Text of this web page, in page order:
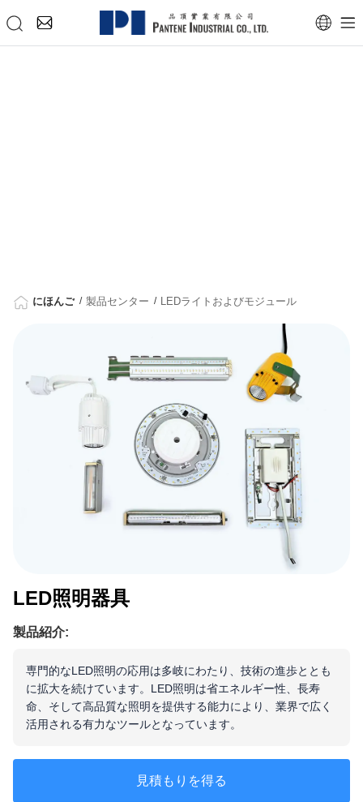
にほんご 製品センター LEDライトおよびモジュール
LED照明器具
製品紹介:
専門的なLED照明の応用は多岐にわたり、技術の進歩ととも
に拡大を続けています。LED照明は省エネルギー性、長寿
命、そして高品質な照明を提供する能力により、業界で広く
活用される有力なツールとなっています。
見積もりを得る